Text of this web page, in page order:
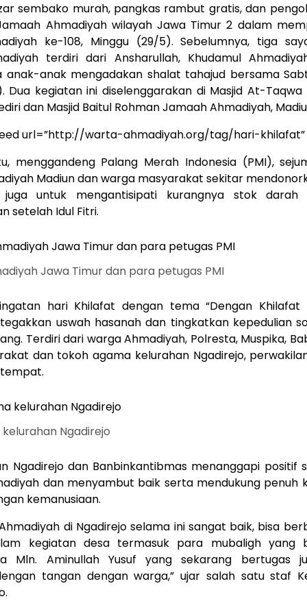
sembako murah, pangkas rambut gratis, dan
Ahmadiyah wilayah Jawa Timur 2 dalam
ke-108, Minggu (29/5). Sebelumnya, tiga
terdiri dari Ansharullah, Khudamul
anak-anak mengadakan shalat tahajud bersama
Dua kegiatan ini diselenggarakan di Masjid At-Taqwa
dan Masjid Baitul Rohman Jamaah Ahmadiyah,
url=”http://warta-ahmadiyah.org/tag/hari-khilafat”
menggandeng Palang Merah Indonesia (PMI),
Madiun dan warga masyarakat sekitar
untuk mengantisipati kurangnya stok darah
setelah Idul Fitri.
Jawa Timur dan para petugas PMI
hari Khilafat dengan tema “Dengan Khilafat
uswah hasanah dan tingkatkan kepedulian
Terdiri dari warga Ahmadiyah, Polresta, Muspika,
dan tokoh agama kelurahan Ngadirejo, perwakilan
Ngadirejo
Ngadirejo dan Banbinkantibmas menanggapi positif
dan menyambut baik serta mendukung penuh
kemanusiaan.
di Ngadirejo selama ini sangat baik, bisa
kegiatan desa termasuk para mubaligh yang
Mln. Aminullah Yusuf yang sekarang bertugas
tangan dengan warga,” ujar salah satu staf